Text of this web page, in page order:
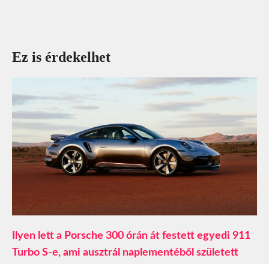
Ez is érdekelhet
Ilyen lett a Porsche 300 órán át festett egyedi 911
Turbo S-e, ami ausztrál naplementéből született